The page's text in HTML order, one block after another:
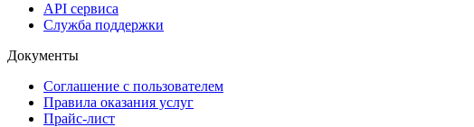
API сервиса
Служба поддержки
Документы
Соглашение с пользователем
Правила оказания услуг
Прайс-лист